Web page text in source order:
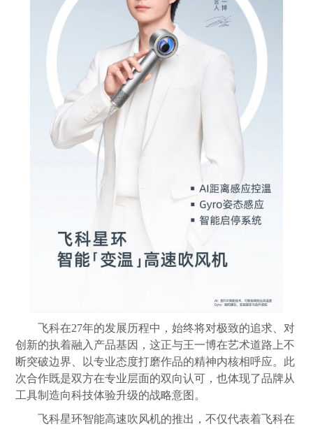
飞科在27年的发展历程中，始终将对极致的追求、对
创新的执着融入产品基因，这正与王一博在艺术道路上不
断突破边界、以专业态度打磨作品的精神内核相呼应。此
次合作既是双方在专业层面的双向认可，也体现了品牌从
工具制造向科技体验升级的战略意图。
飞科星环智能高速吹风机的推出，不仅代表着飞科在